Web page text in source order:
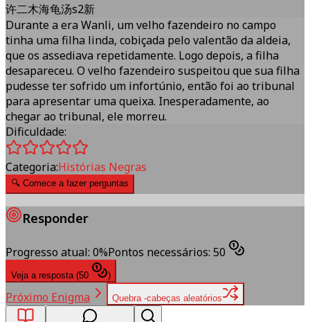
许二木海龟汤s2新
Durante a era Wanli, um velho fazendeiro no campo
tinha uma filha linda, cobiçada pelo valentão da aldeia,
que os assediava repetidamente. Logo depois, a filha
desapareceu. O velho fazendeiro suspeitou que sua filha
pudesse ter sofrido um infortúnio, então foi ao tribunal
para apresentar uma queixa. Inesperadamente, ao
chegar ao tribunal, ele morreu.
Dificuldade:
Categoria:Histórias Negras
🔍 Comece a fazer perguntas
Responder
Progresso atual: 0%Pontos necessários: 50
Veja a resposta (50 )
Próximo Enigma Quebra -cabeças aleatórios